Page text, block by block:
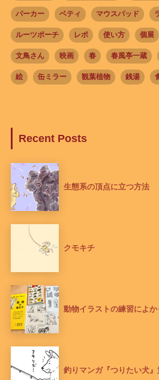
パーカー ベティ マウスパッド
ルーツポーチ レポ 使い方 個展
文鳥さん 映画 春 春風亭一蔵
絵 缶ミラー 観葉植物 銭湯
Recent Posts
生態系の頂点に立つ方法
クモキチ
動物イラストの練習によか
釣りマンガ『つりたい犬